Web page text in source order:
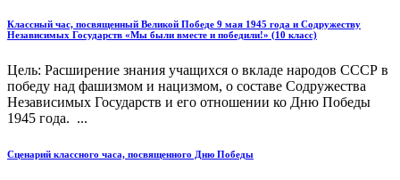
Классный час, посвященный Великой Победе 9 мая 1945 года и Содружеству
Независимых Государств «Мы были вместе и победили!» (10 класс)
Цель: Расширение знания учащихся о вкладе народов СССР в
победу над фашизмом и нацизмом, о составе Содружества
Независимых Государств и его отношении ко Дню Победы
1945 года. ...
Сценарий классного часа, посвященного Дню Победы